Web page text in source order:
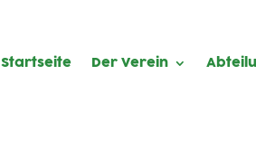
Startseite Der Verein